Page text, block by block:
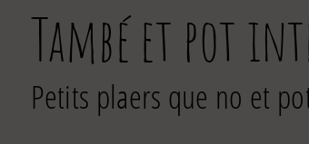
També et pot
Petits plaers que no et